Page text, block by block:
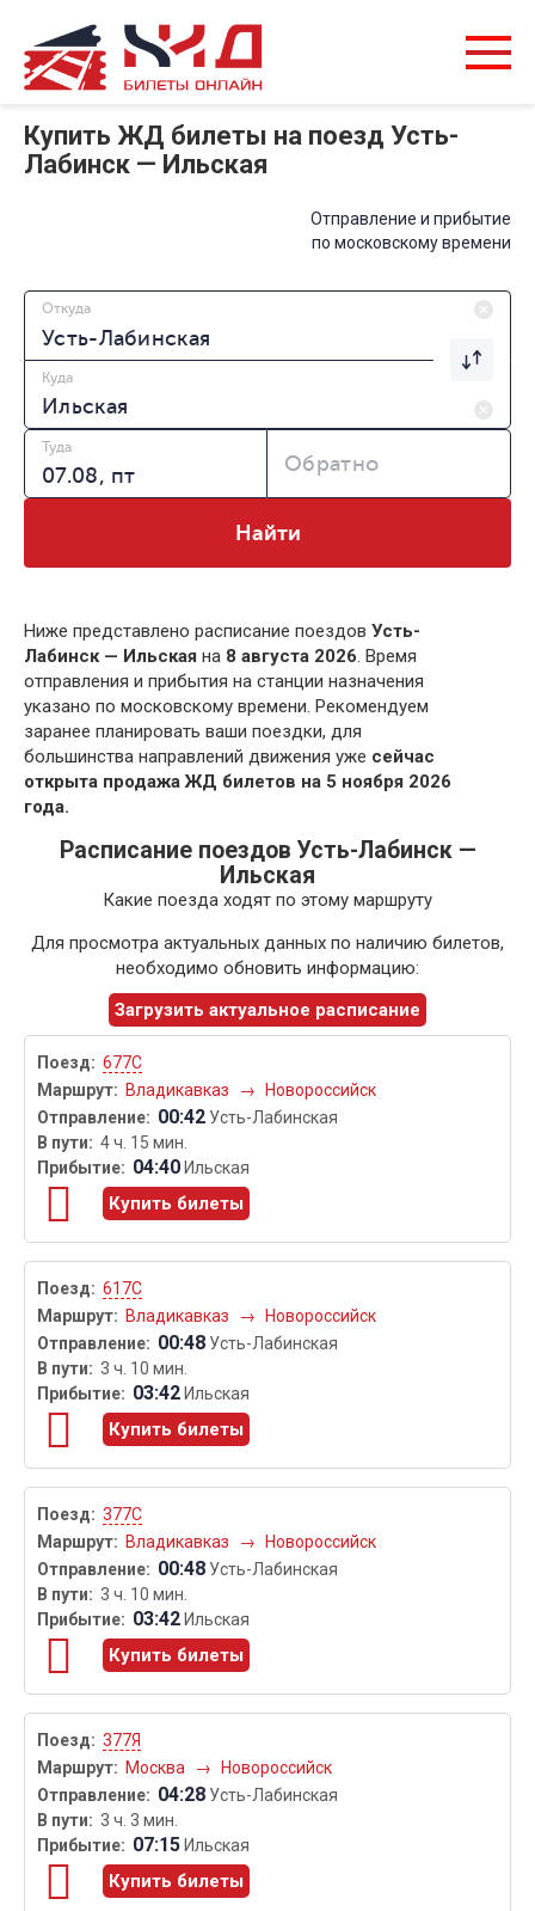
Купить ЖД билеты на поезд Усть-
Лабинск — Ильская
Отправление и прибытие
по московскому времени
Откуда
Куда
Туда
Обратно
Найти
Ниже представлено расписание поездов Усть-
Лабинск — Ильская на 8 августа 2026. Время
отправления и прибытия на станции назначения
указано по московскому времени. Рекомендуем
заранее планировать ваши поездки, для
большинства направлений движения уже сейчас
открыта продажа ЖД билетов на 5 ноября 2026
года.
Расписание поездов Усть-Лабинск —
Ильская
Какие поезда ходят по этому маршруту
Для просмотра актуальных данных по наличию билетов,
необходимо обновить информацию:
Загрузить актуальное расписание
677С
Владикавказ
→ Новороссийск
00:42 Усть-Лабинская
4 ч. 15 мин.
04:40 Ильская
Купить билеты
617С
Владикавказ
→ Новороссийск
00:48 Усть-Лабинская
3 ч. 10 мин.
03:42 Ильская
Купить билеты
377С
Владикавказ
→ Новороссийск
00:48 Усть-Лабинская
3 ч. 10 мин.
03:42 Ильская
Купить билеты
377Я
Москва
→ Новороссийск
04:28 Усть-Лабинская
3 ч. 3 мин.
07:15 Ильская
Купить билеты